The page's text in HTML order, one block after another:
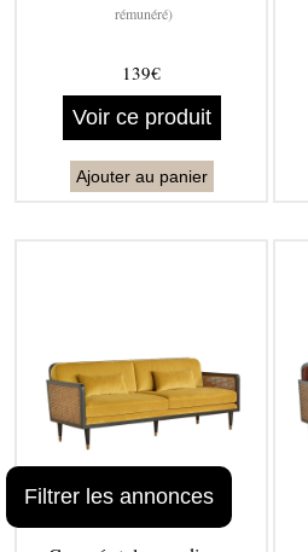
rémunéré)
139€
Voir ce produit
Ajouter au panier
Filtrer les annonces